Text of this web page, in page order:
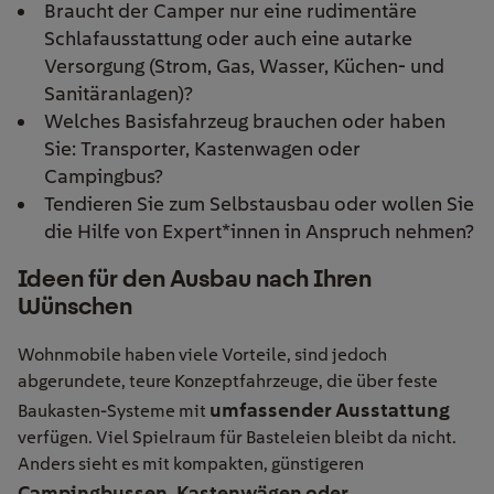
Braucht der Camper nur eine rudimentäre
Schlafausstattung oder auch eine autarke
Versorgung (Strom, Gas, Wasser, Küchen- und
Sanitäranlagen)?
Welches Basisfahrzeug brauchen oder haben
Sie: Transporter, Kastenwagen oder
Campingbus?
Tendieren Sie zum Selbstausbau oder wollen Sie
die Hilfe von Expert*innen in Anspruch nehmen?
Ideen für den Ausbau nach Ihren
Wünschen
Wohnmobile haben viele Vorteile, sind jedoch
abgerundete, teure Konzeptfahrzeuge, die über feste
Baukasten-Systeme mit umfassender Ausstattung
verfügen. Viel Spielraum für Basteleien bleibt da nicht.
Anders sieht es mit kompakten, günstigeren